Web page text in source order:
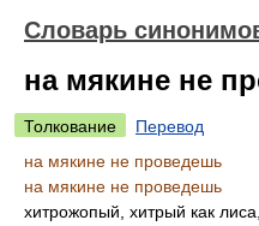
Словарь
на мякине не
Толкование
Перевод
на мякине не проведешь
на мякине не проведешь
хитрожопый, хитрый как